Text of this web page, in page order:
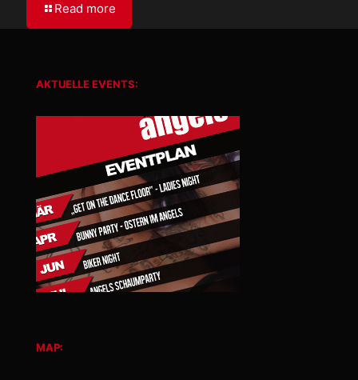
Read more
AKTUELLE EVENTS:
MAP: